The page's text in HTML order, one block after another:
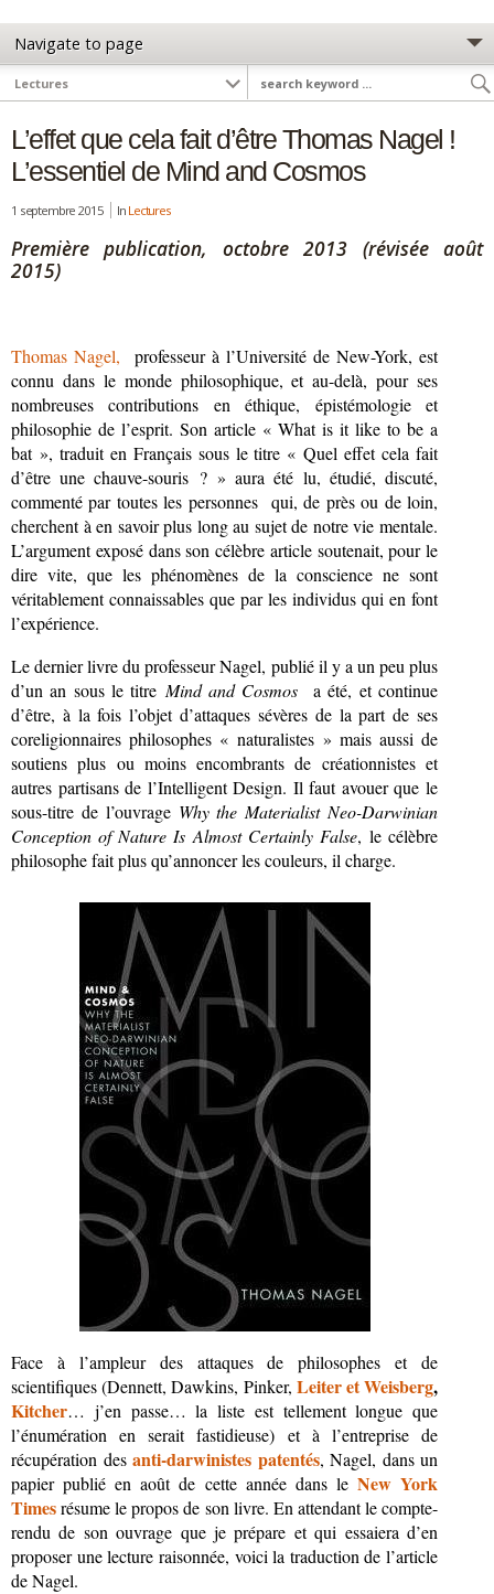
L’effet que cela fait d’être Thomas Nagel !
L’essentiel de Mind and Cosmos
1 septembre 2015 In Lectures
Première publication, octobre 2013 (révisée août
2015)
Thomas Nagel, professeur à l’Université de New-York, est
connu dans le monde philosophique, et au-delà, pour ses
nombreuses contributions en éthique, épistémologie et
philosophie de l’esprit. Son article « What is it like to be a
bat », traduit en Français sous le titre « Quel effet cela fait
d’être une chauve-souris ? » aura été lu, étudié, discuté,
commenté par toutes les personnes qui, de près ou de loin,
cherchent à en savoir plus long au sujet de notre vie mentale.
L’argument exposé dans son célèbre article soutenait, pour le
dire vite, que les phénomènes de la conscience ne sont
véritablement connaissables que par les individus qui en font
l’expérience.
Le dernier livre du professeur Nagel, publié il y a un peu plus
d’un an sous le titreMind and Cosmos a été, et continue
d’être, à la fois l’objet d’attaques sévères de la part de ses
coreligionnaires philosophes « naturalistes » mais aussi de
soutiens plus ou moins encombrants de créationnistes et
autres partisans de l’Intelligent Design. Il faut avouer que le
sous-titre de l’ouvrage Why the Materialist Neo-Darwinian
Conception of Nature Is Almost Certainly False, le célèbre
philosophe fait plus qu’annoncer les couleurs, il charge.
Face à l’ampleur des attaques de philosophes et de
scientifiques (Dennett, Dawkins, Pinker, Leiter et Weisberg,
Kitcher… j’en passe… la liste est tellement longue que
l’énumération en serait fastidieuse) et à l’entreprise de
récupération des anti-darwinistes patentés, Nagel, dans un
papier publié en août de cette année dans le New York
Timesrésume le propos de son livre. En attendant le compte-
rendu de son ouvrage que je prépare et qui essaiera d’en
proposer une lecture raisonnée, voici la traduction de l’article
de Nagel.